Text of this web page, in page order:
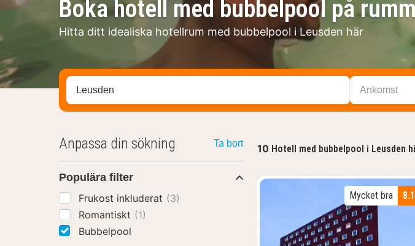
Boka hotell med bubbelpool på
Hitta ditt idealiska hotellrum med bubbelpool i Leusden här
Sök efter hotell, område eller stad Ankomst
10 Hotell med bubbelpool i Leusden
8.1
Mycket bra
Anpassa din sökning Ta bort
Populära filter
Frukost inkluderat (3)
Romantiskt (1)
Bubbelpool